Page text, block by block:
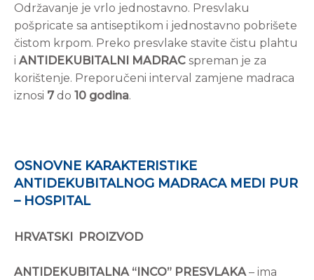
Održavanje je vrlo jednostavno. Presvlaku
pošpricate sa antiseptikom i jednostavno pobrišete
čistom krpom. Preko presvlake stavite čistu plahtu
i ANTIDEKUBITALNI MADRAC spreman je za
korištenje. Preporučeni interval zamjene madraca
iznosi 7do 10 godina.
OSNOVNE KARAKTERISTIKE
ANTIDEKUBITALNOG MADRACA MEDI PUR
– HOSPITAL
HRVATSKI PROIZVOD
ANTIDEKUBITALNA “INCO” PRESVLAKA– ima